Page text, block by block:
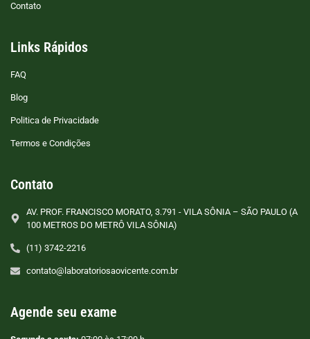
Contato
Links Rápidos
FAQ
Blog
Politica de Privacidade
Termos e Condições
Contato
AV. PROF. FRANCISCO MORATO, 3.791 - VILA SÔNIA – SÃO PAULO (A
100 METROS DO METRÔ VILA SÔNIA)
(11) 3742-2216
contato@laboratoriosaovicente.com.br
Agende seu exame